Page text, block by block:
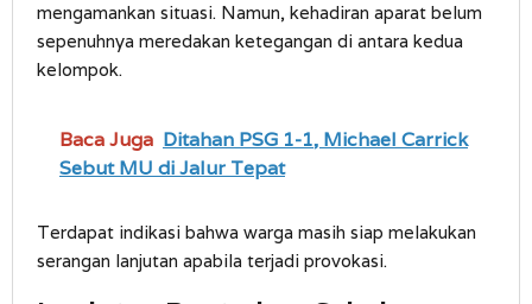
mengamankan situasi. Namun, kehadiran aparat belum
sepenuhnya meredakan ketegangan di antara kedua
kelompok.
Baca Juga Ditahan PSG 1-1, Michael Carrick
Sebut MU di Jalur Tepat
Terdapat indikasi bahwa warga masih siap melakukan
serangan lanjutan apabila terjadi provokasi.